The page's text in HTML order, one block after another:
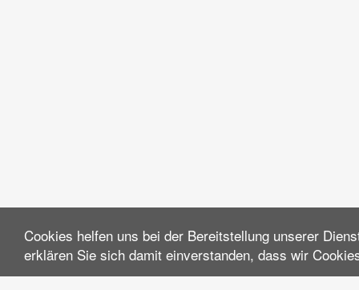
Cookies helfen uns bei der Bereitstellung unserer
erklären Sie sich damit einverstanden, dass wir